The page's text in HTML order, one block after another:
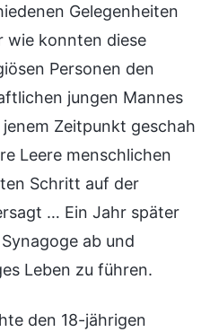
Gelegenheiten
wie konnten diese
Personen den
jungen Mannes
Zeitpunkt geschah
Leere menschlichen
Schritt auf der
… Ein Jahr später
ab und
Leben zu führen.
den 18-jährigen